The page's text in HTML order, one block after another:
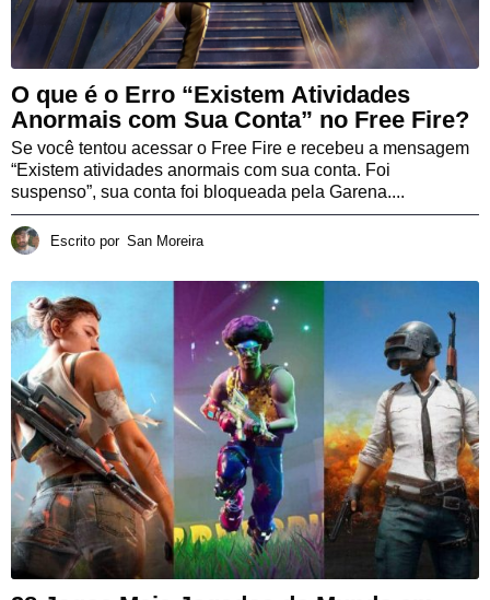
O que é o Erro “Existem Atividades
Anormais com Sua Conta” no Free Fire?
Se você tentou acessar o Free Fire e recebeu a mensagem
“Existem atividades anormais com sua conta. Foi
suspenso”, sua conta foi bloqueada pela Garena....
Escrito por San Moreira